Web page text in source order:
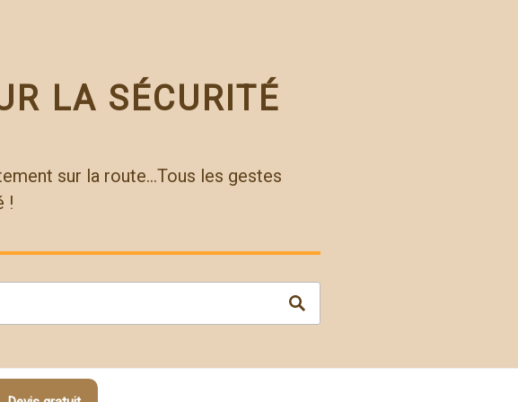
LA SÉCURITÉ
sur la route…Tous les gestes
!